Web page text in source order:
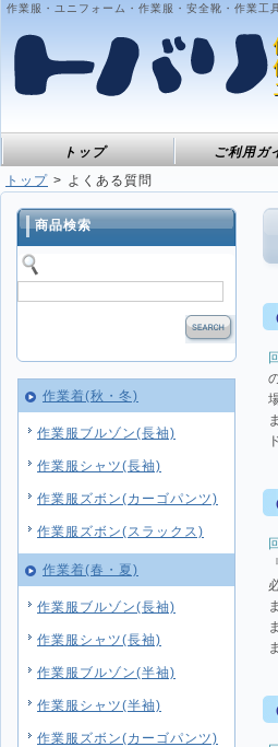
作業服・ユニフォーム・作業服・安全靴・作業工
トップ ご利用ガ
トップ よくある質問
商品検索
作業着(秋・冬)
作業服ブルゾン(長袖)
作業服シャツ(長袖)
作業服ズボン(カーゴパンツ)
作業服ズボン(スラックス)
作業着(春・夏)
作業服ブルゾン(長袖)
作業服シャツ(長袖)
作業服ブルゾン(半袖)
作業服シャツ(半袖)
作業服ズボン(カーゴパンツ)